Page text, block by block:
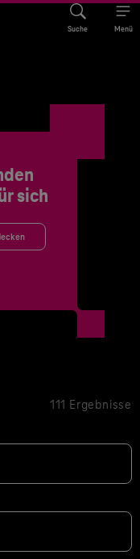
Suche Menü
sich
111 Ergebnisse